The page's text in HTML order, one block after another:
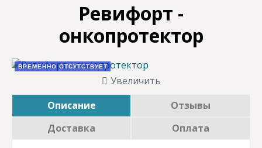
Ревифорт -
онкопротектор
ВРЕМЕННО ОТСУТСТВУЕТ
Увеличить
Описание
Отзывы
Доставка
Оплата